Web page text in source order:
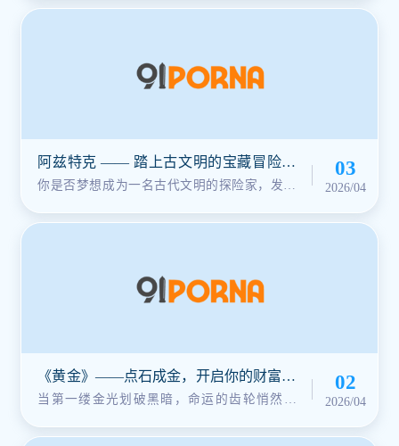
阿兹特克 —— 踏上古文明的宝藏冒险之
旅
你是否梦想成为一名古代文明的探险家，发掘
03
2026/04
《黄金》——点石成金，开启你的财富传
奇！
当第一缕金光划破黑暗，命运的齿轮悄然转
02
2026/04